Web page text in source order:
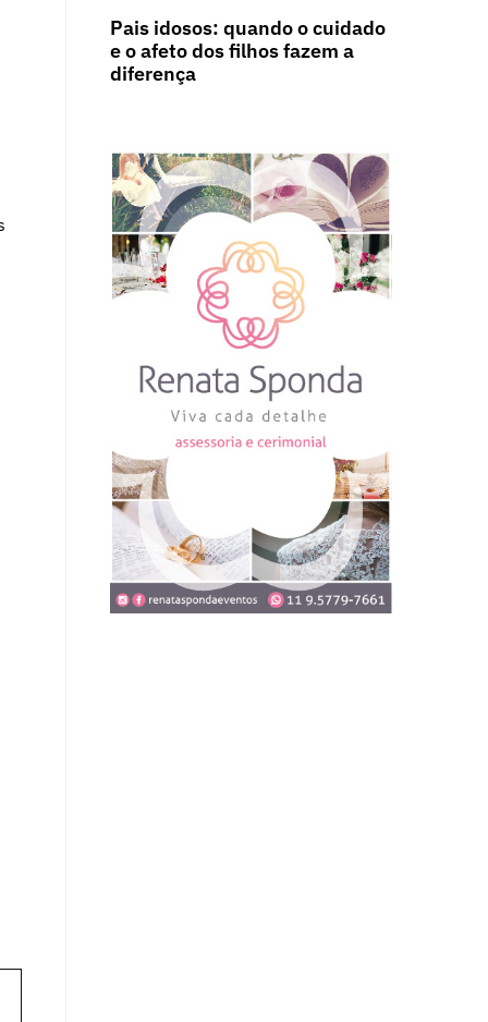
Pais idosos: quando o cuidado
e o afeto dos filhos fazem a
diferença